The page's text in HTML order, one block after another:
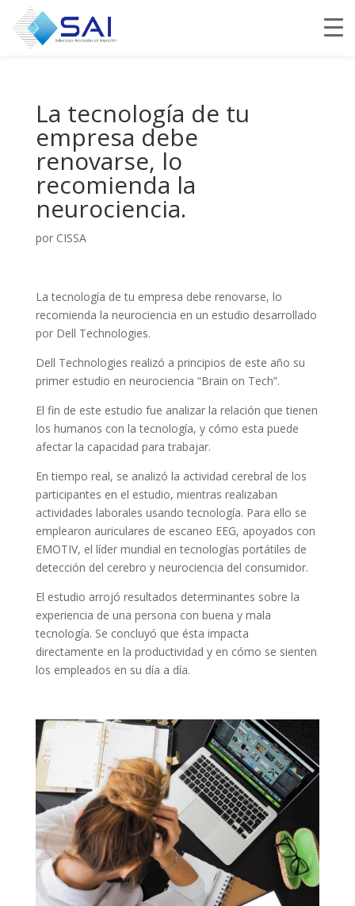
La tecnología de tu
empresa debe
renovarse, lo
recomienda la
neurociencia.
por CISSA
La tecnología de tu empresa debe renovarse, lo
recomienda la neurociencia en un estudio desarrollado
por Dell Technologies.
Dell Technologies realizó a principios de este año su
primer estudio en neurociencia “Brain on Tech”.
El fin de este estudio fue analizar la relación que tienen
los humanos con la tecnología, y cómo esta puede
afectar la capacidad para trabajar.
En tiempo real, se analizó la actividad cerebral de los
participantes en el estudio, mientras realizaban
actividades laborales usando tecnología. Para ello se
emplearon auriculares de escaneo EEG, apoyados con
EMOTIV, el líder mundial en tecnologías portátiles de
detección del cerebro y neurociencia del consumidor.
El estudio arrojó resultados determinantes sobre la
experiencia de una persona con buena y mala
tecnología. Se concluyó que ésta impacta
directamente en la productividad y en cómo se sienten
los empleados en su día a día.